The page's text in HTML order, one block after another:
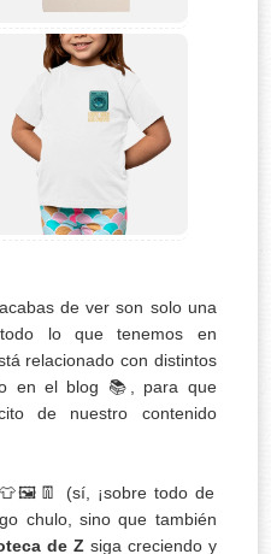
de ver son solo una
lo que tenemos en
relacionado con distintos
en el blog 📚, para que
de nuestro contenido
(sí, ¡sobre todo de
chulo, sino que también
de Zsiga creciendo y